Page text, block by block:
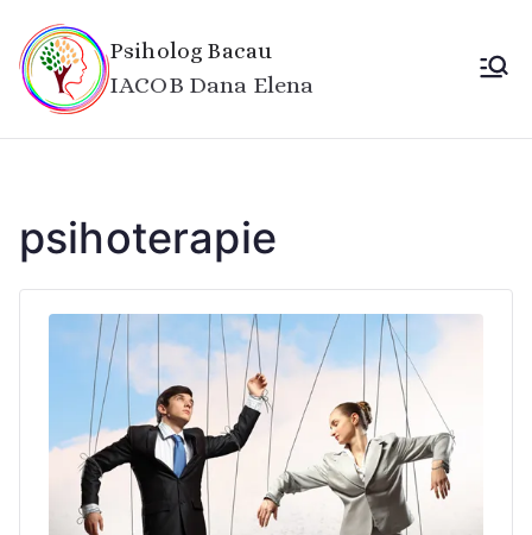
conținut
Psiholog Bacau
IACOB Dana Elena
psihoterapie